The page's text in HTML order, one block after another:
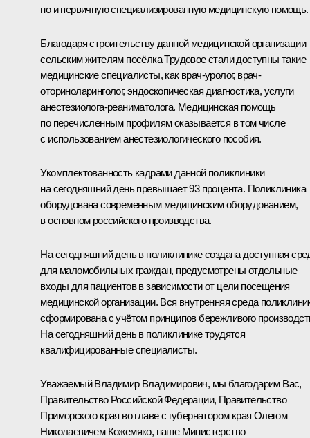
но и первичную специализированную медицинскую помощь.
Благодаря строительству данной медицинской организации
сельским жителям посёлка Трудовое стали доступны такие
медицинские специалисты, как врач-уролог, врач-
оториноларинголог, эндоскопическая диагностика, услуги
анестезиолога-реаниматолога. Медицинская помощь
по перечисленным профилям оказывается в том числе
с использованием анестезиологического пособия.
Укомплектованность кадрами данной поликлиники
на сегодняшний день превышает 93 процента. Поликлиника
оборудована современным медицинским оборудованием,
в основном российского производства.
На сегодняшний день в поликлинике создана доступная
для маломобильных граждан, предусмотрены отдельные
входы для пациентов в зависимости от цели посещения
медицинской организации. Вся внутренняя среда
сформирована с учётом принципов бережливого
На сегодняшний день в поликлинике трудятся
квалифицированные специалисты.
Уважаемый Владимир Владимирович, мы благодарим Вас,
Правительство Российской Федерации, Правительство
Приморского края во главе с губернатором края Олегом
Николаевичем Кожемяко, наше Министерство